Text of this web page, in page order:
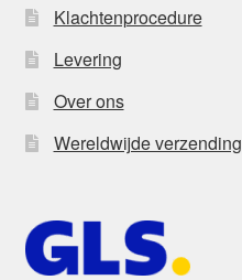
Klachtenprocedure
Levering
Over ons
Wereldwijde verzending